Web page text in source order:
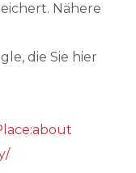
Nähere
die Sie hier